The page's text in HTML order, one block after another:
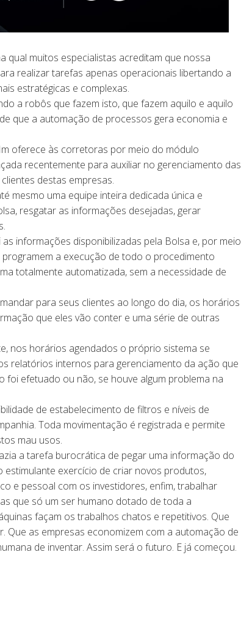
qual muitos especialistas acreditam que nossa
realizar tarefas apenas operacionais libertando a
estratégicas e complexas.
a robôs que fazem isto, que fazem aquilo e aquilo
que a automação de processos gera economia e
oferece às corretoras por meio do módulo
recentemente para auxiliar no gerenciamento das
destas empresas.
mesmo uma equipe inteira dedicada única e
resgatar as informações desejadas, gerar
informações disponibilizadas pela Bolsa e, por meio
a execução de todo o procedimento
totalmente automatizada, sem a necessidade de
para seus clientes ao longo do dia, os horários
que eles vão conter e uma série de outras
nos horários agendados o próprio sistema se
relatórios internos para gerenciamento da ação que
efetuado ou não, se houve algum problema na
de estabelecimento de filtros e níveis de
Toda movimentação é registrada e permite
mau usos.
a tarefa burocrática de pegar uma informação do
exercício de criar novos produtos,
e pessoal com os investidores, enfim, trabalhar
que só um ser humano dotado de toda a
façam os trabalhos chatos e repetitivos. Que
Que as empresas economizem com a automação de
de inventar. Assim será o futuro. E já começou.